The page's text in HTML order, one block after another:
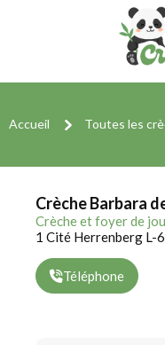
Accueil Toutes les
Crèche Barbara
Crèche et foyer de
1 Cité Herrenberg
Téléphone